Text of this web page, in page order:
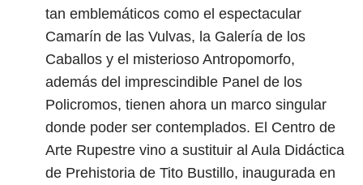
tan emblemáticos como el espectacular
Camarín de las Vulvas, la Galería de los
Caballos y el misterioso Antropomorfo,
además del imprescindible Panel de los
Policromos, tienen ahora un marco singular
donde poder ser contemplados. El Centro de
Arte Rupestre vino a sustituir al Aula Didáctica
de Prehistoria de Tito Bustillo, inaugurada en